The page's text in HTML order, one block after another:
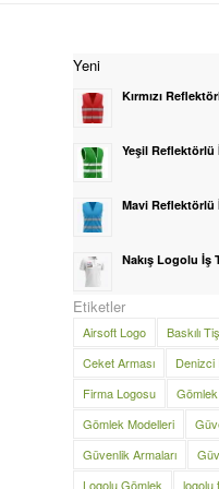
Yeni
Kırmızı
Yeşil Reflektörlü
Mavi Reflektörlü
Nakış Logolu İş
Etiketler
Airsoft Logo Baskılı
Ceket Arması
Denizci
Firma Logosu
Gömlek
Gömlek Modelleri
Güvenlik Armaları
Logolu Gömlek
logolu